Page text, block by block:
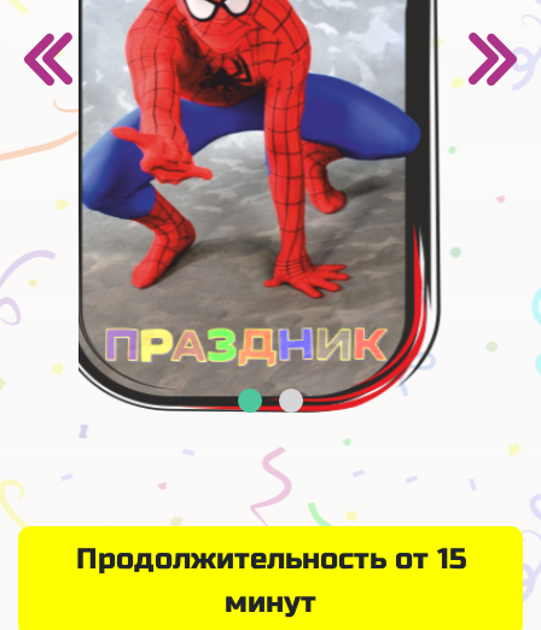
Продолжительность от 15
минут